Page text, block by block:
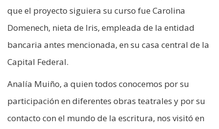
que el proyecto siguiera su curso fue Carolina
Domenech, nieta de Iris, empleada de la entidad
bancaria antes mencionada, en su casa central de la
Capital Federal.
Analía Muiño, a quien todos conocemos por su
participación en diferentes obras teatrales y por su
contacto con el mundo de la escritura, nos visitó en